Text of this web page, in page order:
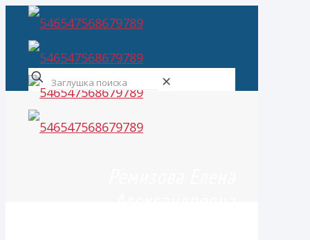
✕